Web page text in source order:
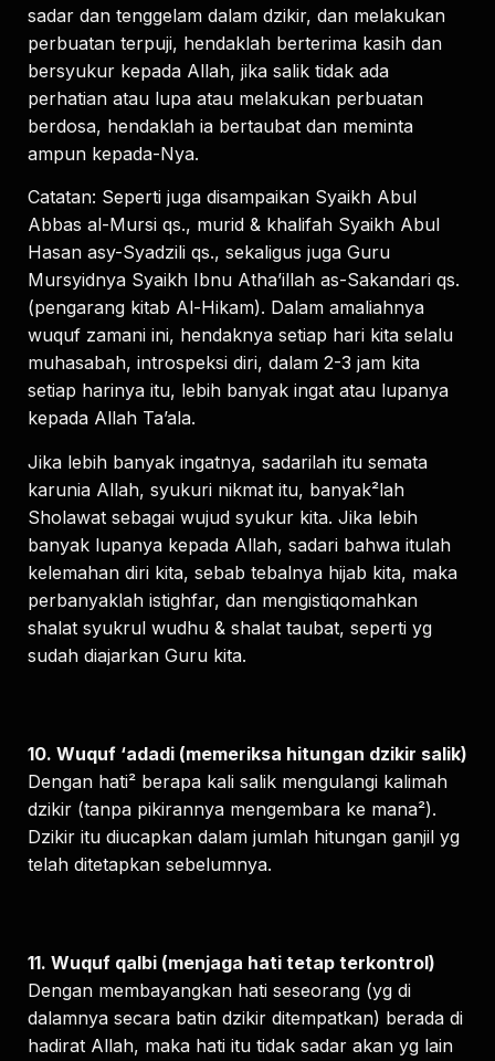
sadar dan tenggelam dalam dzikir, dan melakukan
perbuatan terpuji, hendaklah berterima kasih dan
bersyukur kepada Allah, jika salik tidak ada
perhatian atau lupa atau melakukan perbuatan
berdosa, hendaklah ia bertaubat dan meminta
ampun kepada-Nya.
Catatan: Seperti juga disampaikan Syaikh Abul
Abbas al-Mursi qs., murid & khalifah Syaikh Abul
Hasan asy-Syadzili qs., sekaligus juga Guru
Mursyidnya Syaikh Ibnu Atha’illah as-Sakandari qs.
(pengarang kitab Al-Hikam). Dalam amaliahnya
wuquf zamani ini, hendaknya setiap hari kita selalu
muhasabah, introspeksi diri, dalam 2-3 jam kita
setiap harinya itu, lebih banyak ingat atau lupanya
kepada Allah Ta’ala.
Jika lebih banyak ingatnya, sadarilah itu semata
karunia Allah, syukuri nikmat itu, banyak²lah
Sholawat sebagai wujud syukur kita. Jika lebih
banyak lupanya kepada Allah, sadari bahwa itulah
kelemahan diri kita, sebab tebalnya hijab kita, maka
perbanyaklah istighfar, dan mengistiqomahkan
shalat syukrul wudhu & shalat taubat, seperti yg
sudah diajarkan Guru kita.
10. Wuquf ‘adadi (memeriksa hitungan dzikir salik)
Dengan hati² berapa kali salik mengulangi kalimah
dzikir (tanpa pikirannya mengembara ke mana²).
Dzikir itu diucapkan dalam jumlah hitungan ganjil yg
telah ditetapkan sebelumnya.
11. Wuquf qalbi (menjaga hati tetap terkontrol)
Dengan membayangkan hati seseorang (yg di
dalamnya secara batin dzikir ditempatkan) berada di
hadirat Allah, maka hati itu tidak sadar akan yg lain